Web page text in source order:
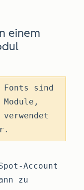
einem
Fonts sind
Account
zu